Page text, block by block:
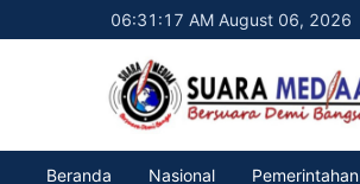
06:31:19 AM August 06, 2026
Beranda Nasional Pemerintahan